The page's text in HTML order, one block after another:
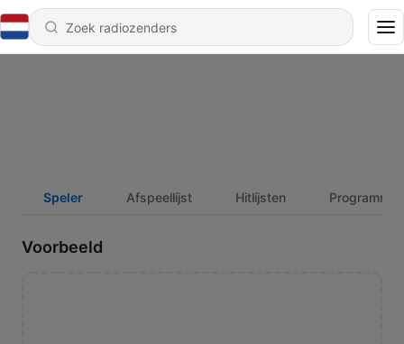
Speler Afspeellijst Hitlijsten
Voorbeeld